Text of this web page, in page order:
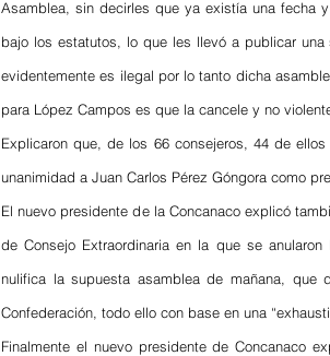
Asamblea, sin decirles que ya existía una fecha
bajo los estatutos, lo que les llevó a publicar
evidentemente es ilegal por lo tanto dicha
para López Campos es que la cancele y no
Explicaron que, de los 66 consejeros, 44 de
unanimidad a Juan Carlos Pérez Góngora como
El nuevo presidente de la Concanaco explicó
de Consejo Extraordinaria en la que se
nulifica la supuesta asamblea de mañana,
Confederación, todo ello con base en una
Finalmente el nuevo presidente de Concanaco